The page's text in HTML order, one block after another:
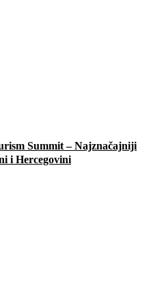
Summit – Najznačajniji
i Hercegovini